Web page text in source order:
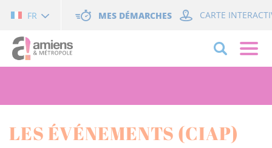
FR MES DÉMARCHES CARTE
LES ÉVÉNEMENTS (CIAP)